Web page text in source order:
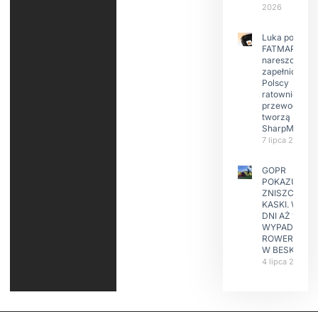
2026
Luka po
FATMAP-ie
nareszcie
zapełniona?
Polscy
ratownicy i
przewodnicy
tworzą
SharpMap
7 lipca 2026
GOPR
POKAZUJE
ZNISZCZONE
KASKI. W
DNI AŻ 15
WYPADKÓW
W
4 lipca 2026